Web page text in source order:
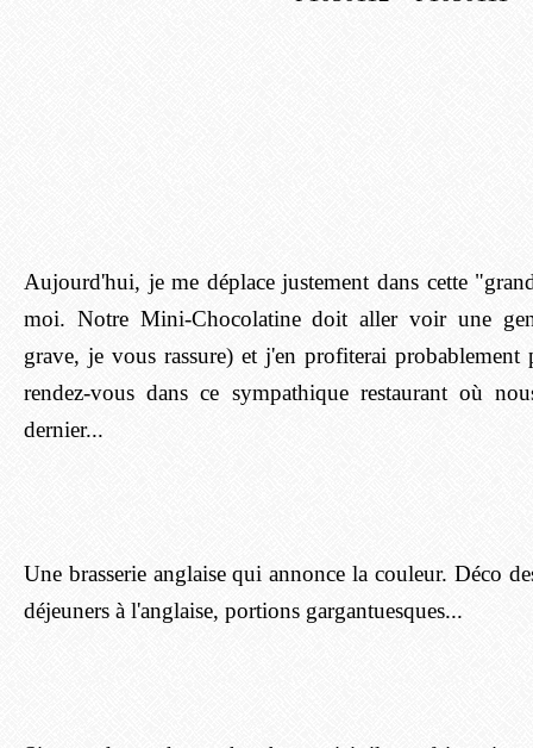
Aujourd'hui, je me déplace justement dans cette
moi. Notre Mini-Chocolatine doit aller voir une
grave, je vous rassure) et j'en profiterai probablement
rendez-vous dans ce sympathique restaurant où
dernier...
Une brasserie anglaise qui annonce la couleur. Déco
déjeuners à l'anglaise, portions gargantuesques...